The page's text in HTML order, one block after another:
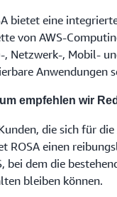
bietet eine
von AWS-
, Netzwerk-, Mobil-
Anwendungen
empfehlen wir
die sich für
ROSA einen
bei dem die
bleiben können.